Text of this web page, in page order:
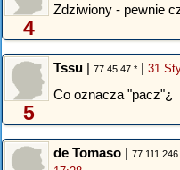
4
Zdziwiony - pewnie
5
Tssu | 77.45.47.* | 31
Co oznacza "pacz"¿
de Tomaso |